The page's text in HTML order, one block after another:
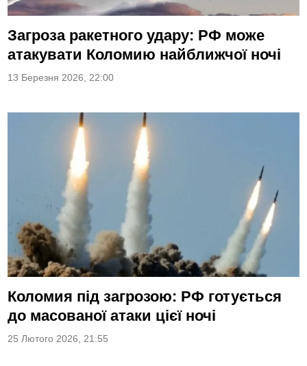
Загроза ракетного удару: РФ може
атакувати Коломию найближчої ночі
13 Березня 2026, 22:00
Коломия під загрозою: РФ готується
до масованої атаки цієї ночі
25 Лютого 2026, 21:55